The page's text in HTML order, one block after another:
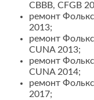
CBBB, CFGB
ремонт
2013;
ремонт
CUNA 2013;
ремонт
CUNA 2014;
ремонт
2017;